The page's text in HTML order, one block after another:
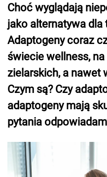
Choć wyglądają
jako alternatywa dla
Adaptogeny coraz
świecie wellness,
zielarskich, a nawet
Czym są? Czy
adaptogeny mają
pytania